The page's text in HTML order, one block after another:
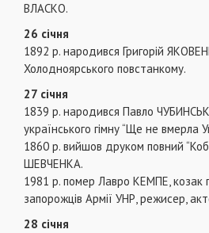
ВЛАСКО.
26 січня
1892 р. народився Григорій
Холодноярського повстанкому.
27 січня
1839 р. народився Павло
українського гімну “Ще не вмерла
1860 р. вийшов друком повний
ШЕВЧЕНКА.
1981 р. помер Лавро КЕМПЕ, козак
запорожців Армії УНР, режисер,
28 січня